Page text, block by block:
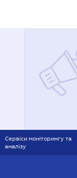
Сервіси моніторингу та
аналізу